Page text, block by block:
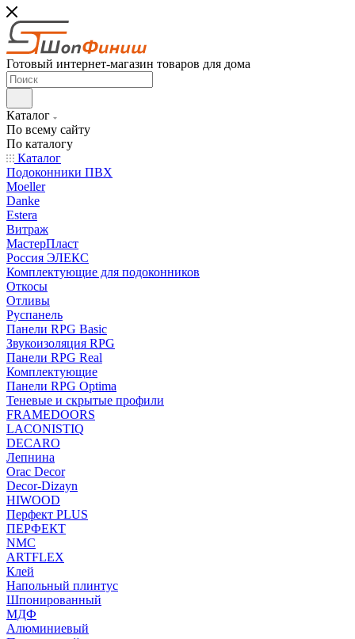
Готовый интернет-магазин товаров для дома
Каталог
По всему сайту
По каталогу
Каталог
Подоконники ПВХ
Moeller
Danke
Estera
Витраж
МастерПласт
Россия ЭЛЕКС
Комплектующие для подоконников
Откосы
Отливы
Руспанель
Панели RPG Basic
Звукоизоляция RPG
Панели RPG Real
Комплектующие
Панели RPG Optima
Теневые и скрытые профили
FRAMEDOORS
LACONISTIQ
DECARO
Лепнина
Orac Decor
Decor-Dizayn
HIWOOD
Перфект PLUS
ПЕРФЕКТ
NMC
ARTFLEX
Клей
Напольный плинтус
Шпонированный
МДФ
Алюминиевый